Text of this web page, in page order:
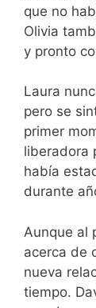
que no
Olivia
y pronto
Laura
pero se
primer
liberadora
había
durante
Aunque al
acerca de
nueva
tiempo.